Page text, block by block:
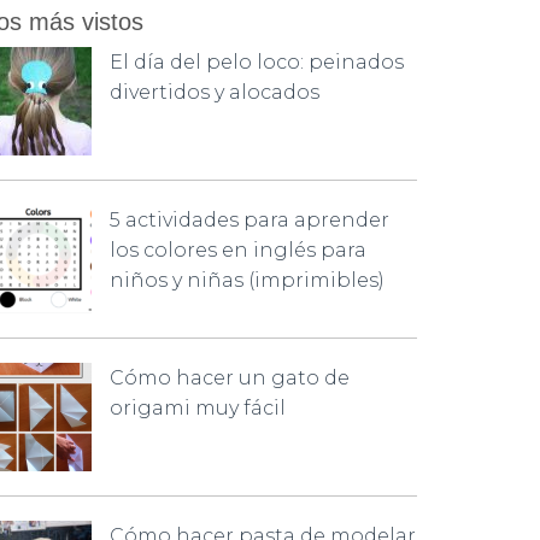
más vistos
El día del pelo loco: peinados
divertidos y alocados
5 actividades para aprender
los colores en inglés para
niños y niñas (imprimibles)
Cómo hacer un gato de
origami muy fácil